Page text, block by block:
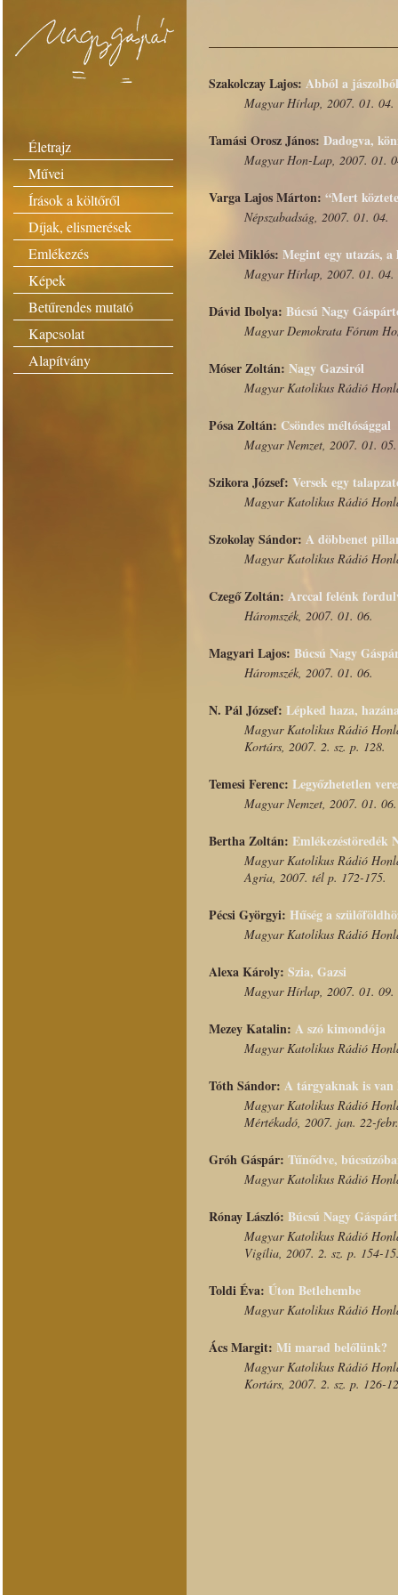
Életrajz
Művei
Írások a költőről
Díjak, elismerések
Emlékezés
Képek
Betűrendes mutató
Kapcsolat
Alapítvány
Szakolczay Lajos: Abból a
Magyar Hírlap, 2007. 01. 04.
Tamási Orosz János: Dadogva,
Magyar Hon-Lap, 2007. 01.
Varga Lajos Márton: “Mert
Népszabadság, 2007. 01. 04.
Zelei Miklós: Megint egy utazás, a
Magyar Hírlap, 2007. 01. 04.
Dávid Ibolya: Búcsú Nagy
Magyar Demokrata Fórum
Móser Zoltán: Nagy Gazsiról
Magyar Katolikus Rádió
Pósa Zoltán: Csöndes méltósággal
Magyar Nemzet, 2007. 01. 05.
Szikora József: Versek egy
Magyar Katolikus Rádió
Szokolay Sándor: A döbbenet
Magyar Katolikus Rádió
Czegő Zoltán: Arccal felénk
Háromszék, 2007. 01. 06.
Magyari Lajos: Búcsú Nagy
Háromszék, 2007. 01. 06.
N. Pál József: Lépked haza,
Magyar Katolikus Rádió
Kortárs, 2007. 2. sz. p. 128.
Temesi Ferenc: Legyőzhetetlen
Magyar Nemzet, 2007. 01. 06.
Bertha Zoltán: Emlékezéstöredék
Magyar Katolikus Rádió
Agria, 2007. tél p. 172-175.
Pécsi Györgyi: Hűség a
Magyar Katolikus Rádió
Alexa Károly: Szia, Gazsi
Magyar Hírlap, 2007. 01. 09.
Mezey Katalin: A szó kimondója
Magyar Katolikus Rádió
Tóth Sándor: A tárgyaknak is
Magyar Katolikus Rádió
Mértékadó, 2007. jan. 22-
Gróh Gáspár: Tűnődve,
Magyar Katolikus Rádió
Rónay László: Búcsú Nagy
Magyar Katolikus Rádió
Vigília, 2007. 2. sz. p. 154-
Toldi Éva: Úton Betlehembe
Magyar Katolikus Rádió
Ács Margit: Mi marad belőlünk?
Magyar Katolikus Rádió
Kortárs, 2007. 2. sz. p. 126-